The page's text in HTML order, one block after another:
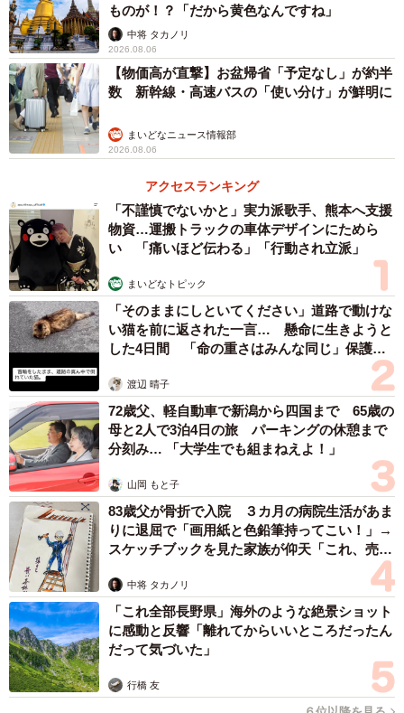
ものが！？「だから黄色なんですね」
中将 タカノリ
2026.08.06
【物価高が直撃】お盆帰省「予定なし」が約半
数 新幹線・高速バスの「使い分け」が鮮明に
まいどなニュース情報部
2026.08.06
アクセスランキング
「不謹慎でないかと」実力派歌手、熊本へ支援
物資…運搬トラックの車体デザインにためら
い 「痛いほど伝わる」「行動され立派」
まいどなトピック
「そのままにしといてください」道路で動けな
い猫を前に返された一言… 懸命に生きようと
した4日間 「命の重さはみんな同じ」保護団
渡辺 晴子
72歳父、軽自動車で新潟から四国まで 65歳の
母と2人で3泊4日の旅 パーキングの休憩まで
分刻み… 「大学生でも組まねえよ！」
山岡 もと子
83歳父が骨折で入院 ３カ月の病院生活があま
りに退屈で「画用紙と色鉛筆持ってこい！」→
スケッチブックを見た家族が仰天「これ、売れ
中将 タカノリ
「これ全部長野県」海外のような絶景ショット
に感動と反響「離れてからいいところだったん
だって気づいた」
行橋 友